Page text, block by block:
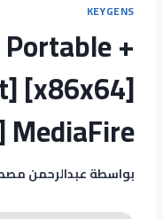
KEYGENS
+
[x86x64]
MediaFire
بواسطةعبدالرحمن